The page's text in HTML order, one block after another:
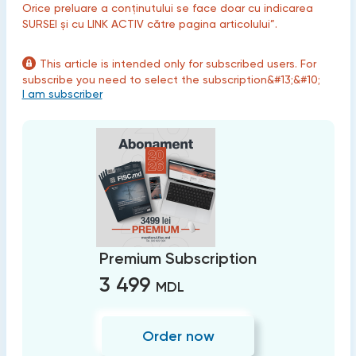
Orice preluare a conținutului se face doar cu indicarea
SURSEI și cu LINK ACTIV către pagina articolului”.
This article is intended only for subscribed users. For
subscribe you need to select the subscription&#13;&#10;
I am subscriber
Premium Subscription
3 499 MDL
Order now